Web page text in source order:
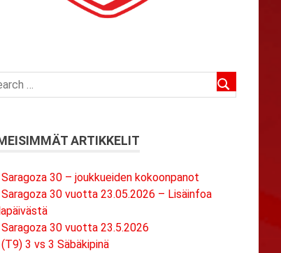
ARTIKKELIT
Saragoza 30 – joukkueiden kokoonpanot
Saragoza 30 vuotta 23.05.2026 – Lisäinfoa
Saragoza 30 vuotta 23.5.2026
3 vs 3 Säbäkipinä